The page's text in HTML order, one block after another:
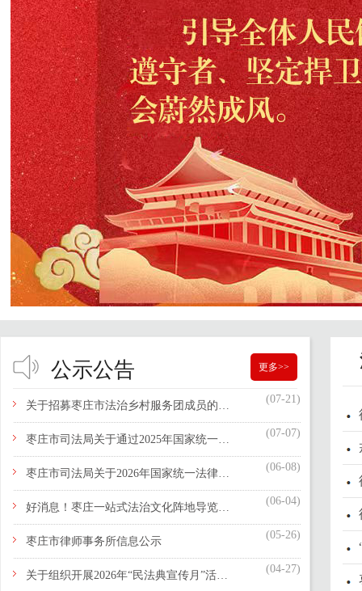
公示公告 更多>>
关于招募枣庄市法治乡村服务团成员的通知
(07-21)
枣庄市司法局关于通过2025年国家统一法律职业资格考试的2026年应届毕业生申请授予法律职业资格相关事宜的公告
(07-07)
枣庄市司法局关于2026年国家统一法律职业资格考试有关事项的公告
(06-08)
好消息！枣庄一站式法治文化阵地导览平台上线啦！
(06-04)
枣庄市律师事务所信息公示
(05-26)
关于组织开展2026年“民法典宣传月”活动的通知
(04-27)